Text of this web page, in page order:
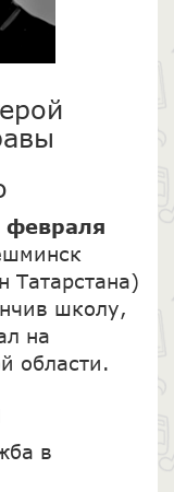
февраля
Татарстана)
школу,
на
области.
в